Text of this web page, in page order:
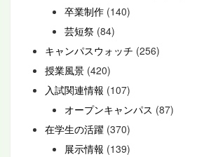
卒業制作 (140)
芸短祭 (84)
キャンパスウォッチ (256)
授業風景 (420)
入試関連情報 (107)
オープンキャンパス (87)
在学生の活躍 (370)
展示情報 (139)